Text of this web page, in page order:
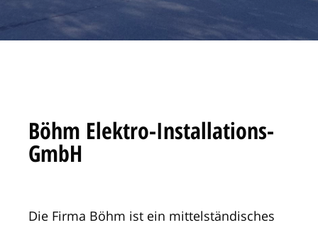
Böhm Elektro-Installations-
GmbH
Die Firma Böhm ist ein mittelständisches